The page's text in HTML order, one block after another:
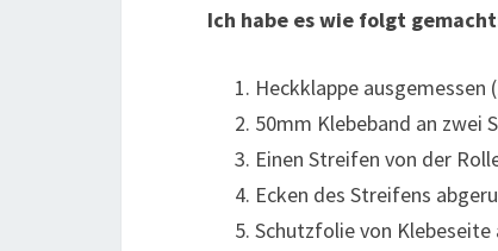
Ich habe es wie folgt
Heckklappe ausgemessen
50mm Klebeband an zwei
Einen Streifen von der
Ecken des Streifens
Schutzfolie von Klebeseite